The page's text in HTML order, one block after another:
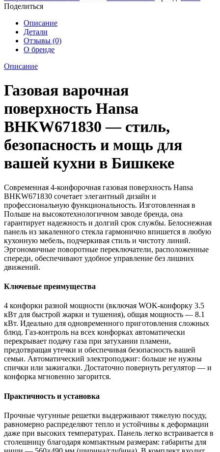
Поделиться
Описание
Детали
Отзывы (0)
О бренде
Описание
Газовая варочная
поверхность Hansa
BHKW671830 — стиль,
безопасность и мощь для
вашей кухни в Бишкеке
Современная 4-конфорочная газовая поверхность Hansa
BHKW671830 сочетает элегантный дизайн и
профессиональную функциональность. Изготовленная в
Польше на высокотехнологичном заводе бренда, она
гарантирует надежность и долгий срок службы. Белоснежная
панель из закаленного стекла гармонично впишется в любую
кухонную мебель, подчеркивая стиль и чистоту линий.
Эргономичные поворотные переключатели, расположенные
спереди, обеспечивают удобное управление без лишних
движений.
Ключевые преимущества
4 конфорки разной мощности (включая WOK-конфорку 3.5
кВт для быстрой жарки и тушения), общая мощность — 8.1
кВт. Идеально для одновременного приготовления сложных
блюд. Газ-контроль на всех конфорках автоматически
перекрывает подачу газа при затухании пламени,
предотвращая утечки и обеспечивая безопасность вашей
семьи. Автоматический электроподжиг: больше не нужны
спички или зажигалки. Достаточно повернуть регулятор — и
конфорка мгновенно загорится.
Практичность и установка
Прочные чугунные решетки выдерживают тяжелую посуду,
равномерно распределяют тепло и устойчивы к деформации
даже при высоких температурах. Панель легко встраивается в
столешницу благодаря компактным размерам: габариты для